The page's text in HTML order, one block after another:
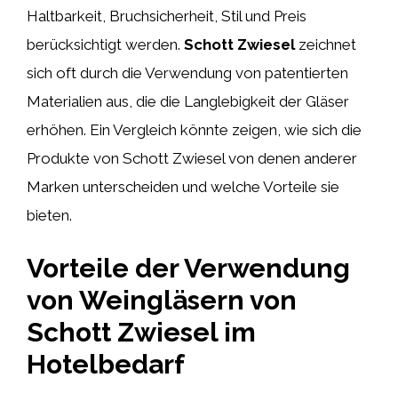
Haltbarkeit, Bruchsicherheit, Stil und Preis
berücksichtigt werden. Schott Zwieselzeichnet
sich oft durch die Verwendung von patentierten
Materialien aus, die die Langlebigkeit der Gläser
erhöhen. Ein Vergleich könnte zeigen, wie sich die
Produkte von Schott Zwiesel von denen anderer
Marken unterscheiden und welche Vorteile sie
bieten.
Vorteile der Verwendung
von Weingläsern von
Schott Zwiesel im
Hotelbedarf